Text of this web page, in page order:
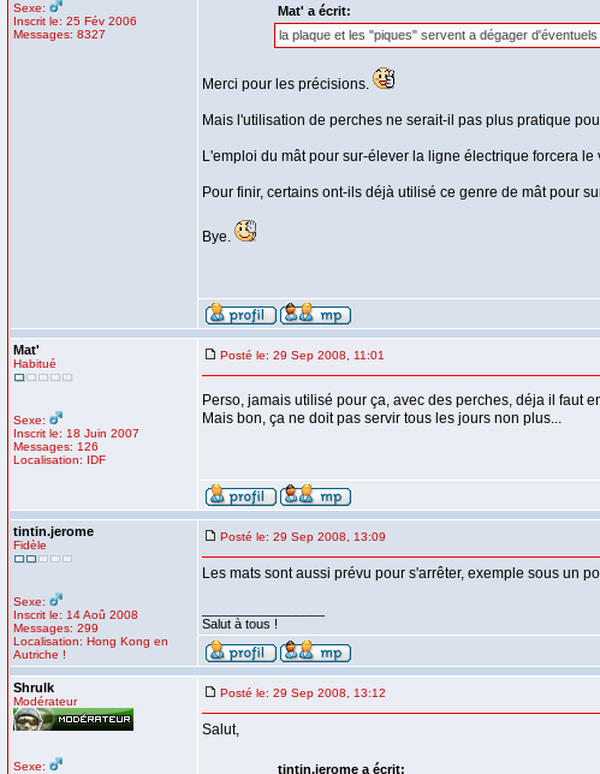
Sexe:
Inscrit le: 25 Fév 2006
Messages: 8327
Mat' a écrit:
la plaque et les "piques" servent a dégager
Merci pour les précisions.
Mais l'utilisation de perches ne serait-il pas plus pratique
L'emploi du mât pour sur-élever la ligne électrique forcera
Pour finir, certains ont-ils déjà utilisé ce genre de mât pour
Bye.
Mat'
Habitué
Sexe:
Inscrit le: 18 Juin 2007
Messages: 126
Localisation: IDF
Posté le: 29 Sep 2008, 11:01
Perso, jamais utilisé pour ça, avec des perches, déja il faut
Mais bon, ça ne doit pas servir tous les jours non plus...
tintin.jerome
Fidèle
Sexe:
Inscrit le: 14 Aoû 2008
Messages: 299
Localisation: Hong Kong en
Autriche !
Posté le: 29 Sep 2008, 13:09
Les mats sont aussi prévu pour s'arrêter, exemple sous un
Salut à tous !
Shrulk
Modérateur
Sexe:
Posté le: 29 Sep 2008, 13:12
Salut,
tintin.jerome a écrit: